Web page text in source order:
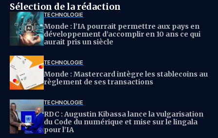
Sélection de la rédaction
TECHNOLOGIE
Monde : l’IA pourrait permettre aux pays en
développement d’accomplir en 10 ans ce qui
aurait pris un siècle
TECHNOLOGIE
Monde : Mastercard intègre les stablecoins au
règlement de ses transactions
TECHNOLOGIE
RDC : Augustin Kibassa lance la vulgarisation
du Code du numérique et mise sur le lingala
pour l’IA